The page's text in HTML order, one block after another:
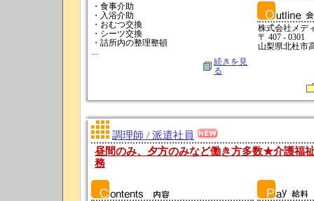
・食事介助
・入浴介助
・おむつ交換
・シーツ交換
・詰所内の整理整頓
...
続きを見
る
株式会社メデ
〒 407 - 0301
山梨県北杜市
調理師 / 派遣社員
昼間のみ、夕方のみなど働き方多数★介護福
務